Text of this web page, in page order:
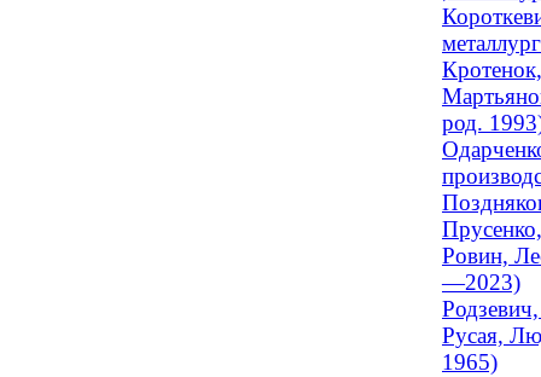
род.
Ровин,
—2023)
Русая,
1965)